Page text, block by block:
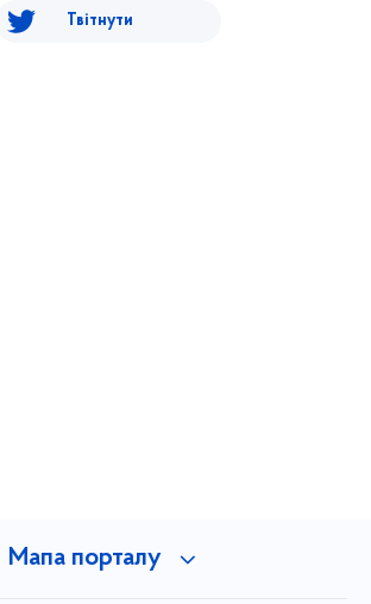
Твітнути
Мапа порталу